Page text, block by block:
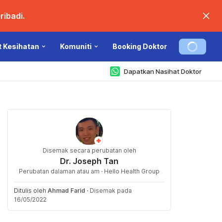
Kesihatan Komuniti Booking Doktor
Dapatkan Nasihat Doktor
Disemak secara perubatan oleh
Dr. Joseph Tan
Perubatan dalaman atau am · Hello Health Group
Ditulis oleh Ahmad Farid · Disemak pada
16/05/2022